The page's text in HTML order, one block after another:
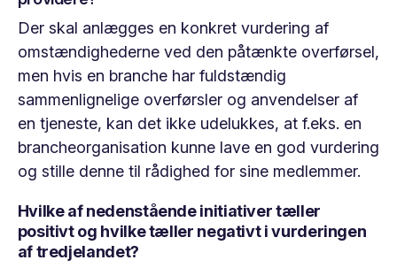
Der skal anlægges en konkret vurdering af
omstændighederne ved den påtænkte overførsel,
men hvis en branche har fuldstændig
sammenlignelige overførsler og anvendelser af
en tjeneste, kan det ikke udelukkes, at f.eks. en
brancheorganisation kunne lave en god vurdering
og stille denne til rådighed for sine medlemmer.
Hvilke af nedenstående initiativer tæller
positivt og hvilke tæller negativt i vurderingen
af tredjelandet?